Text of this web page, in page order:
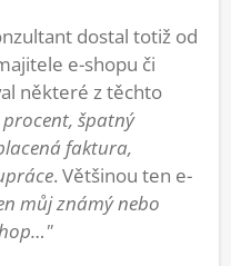
dostal totiž od
e-shopu či
některé z těchto
procent, špatný
faktura,
. Většinou ten e-
můj známý nebo